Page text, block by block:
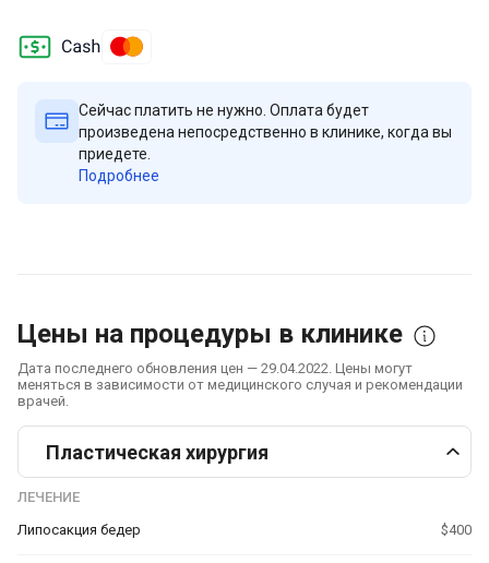
Сейчас платить не нужно. Оплата будет
произведена непосредственно в клинике, когда вы
приедете.
Подробнее
Цены на процедуры в клинике
Дата последнего обновления цен — 29.04.2022. Цены могут
меняться в зависимости от медицинского случая и рекомендации
врачей.
Пластическая хирургия
ЛЕЧЕНИЕ
Липосакция бедер
$400